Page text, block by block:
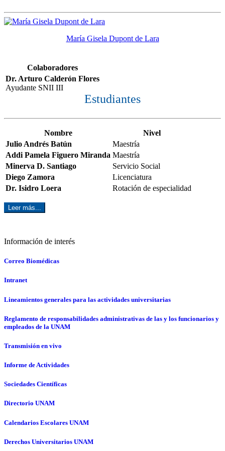
María Gisela Dupont de Lara
Colaboradores
Dr. Arturo Calderón Flores
Ayudante SNII III
Estudiantes
Nombre
Nivel
Julio Andrés Batún
Maestría
Addi Pamela Figuero Miranda Maestría
Minerva D. Santiago
Servicio Social
Diego Zamora
Licenciatura
Dr. Isidro Loera
Rotación de especialidad
Leer más...
Información de interés
Correo Biomédicas
Intranet
Lineamientos generales para las actividades universitarias
Reglamento de responsabilidades administrativas de las y los funcionarios y
empleados de la UNAM
Transmisión en vivo
Informe de Actividades
Sociedades Científicas
Directorio UNAM
Calendarios Escolares UNAM
Derechos Universitarios UNAM